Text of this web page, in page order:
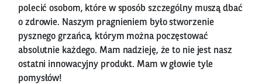
polecić osobom, które w sposób szczególny muszą dbać
o zdrowie. Naszym pragnieniem było stworzenie
pysznego grzańca, którym można poczęstować
absolutnie każdego. Mam nadzieję, że to nie jest nasz
ostatni innowacyjny produkt. Mam w głowie tyle
pomysłów!